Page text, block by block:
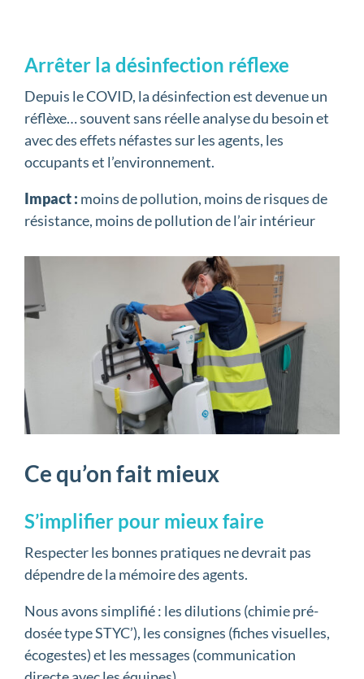
Arrêter la désinfection réflexe
Depuis le COVID, la désinfection est devenue un
réflèxe… souvent sans réelle analyse du besoin et
avec des effets néfastes sur les agents, les
occupants et l’environnement.
Impact : moins de pollution, moins de risques de
résistance, moins de pollution de l’air intérieur
Ce qu’on fait mieux
S’implifier pour mieux faire
Respecter les bonnes pratiques ne devrait pas
dépendre de la mémoire des agents.
Nous avons simplifié : les dilutions (chimie pré-
dosée type STYC’), les consignes (fiches visuelles,
écogestes) et les messages (communication